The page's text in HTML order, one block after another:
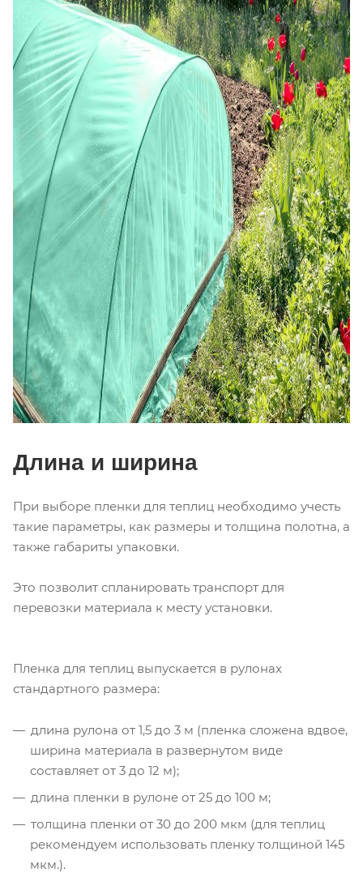
Длина и ширина
При выборе пленки для теплиц необходимо учесть
такие параметры, как размеры и толщина полотна, а
также габариты упаковки.
Это позволит спланировать транспорт для
перевозки материала к месту установки.
Пленка для теплиц выпускается в рулонах
стандартного размера:
длина рулона от 1,5 до 3 м (пленка сложена вдвое,
ширина материала в развернутом виде
составляет от 3 до 12 м);
длина пленки в рулоне от 25 до 100 м;
толщина пленки от 30 до 200 мкм (для теплиц
рекомендуем использовать пленку толщиной 145
мкм.).